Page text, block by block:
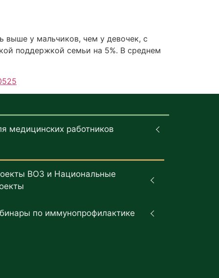
у мальчиков, чем у девочек, с
поддержкой семьи на 5%. В среднем
медицинских работников
ВОЗ и Национальные
по иммунопрофилактике